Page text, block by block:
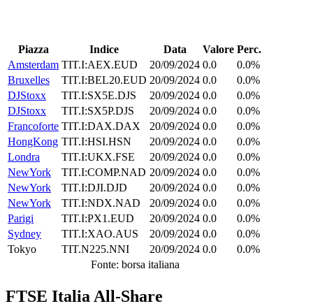
Piazza Indice Data Valore Perc.
Amsterdam TIT.I:AEX.EUD 20/09/2024 0.0
0.0%
Bruxelles
TIT.I:BEL20.EUD 20/09/2024 0.0
0.0%
DJStoxx
TIT.I:SX5E.DJS 20/09/2024 0.0
0.0%
DJStoxx
TIT.I:SX5P.DJS 20/09/2024 0.0
0.0%
Francoforte TIT.I:DAX.DAX 20/09/2024 0.0
0.0%
HongKong TIT.I:HSI.HSN 20/09/2024 0.0
0.0%
Londra
TIT.I:UKX.FSE 20/09/2024 0.0
0.0%
NewYork
TIT.I:COMP.NAD 20/09/2024 0.0
0.0%
NewYork
TIT.I:DJI.DJD 20/09/2024 0.0
0.0%
NewYork
TIT.I:NDX.NAD 20/09/2024 0.0
0.0%
Parigi
TIT.I:PX1.EUD 20/09/2024 0.0
0.0%
Sydney
TIT.I:XAO.AUS 20/09/2024 0.0
0.0%
Tokyo
TIT.N225.NNI 20/09/2024 0.0
0.0%
Fonte: borsa italiana
FTSE Italia All-Share